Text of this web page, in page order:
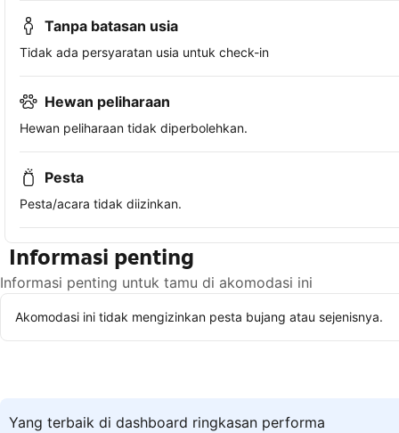
Tanpa batasan usia
Tidak ada persyaratan usia untuk check-in
Hewan peliharaan
Hewan peliharaan tidak diperbolehkan.
Pesta
Pesta/acara tidak diizinkan.
Informasi penting
Informasi penting untuk tamu di akomodasi ini
Akomodasi ini tidak mengizinkan pesta bujang atau sejenisnya.
Yang terbaik di dashboard ringkasan performa